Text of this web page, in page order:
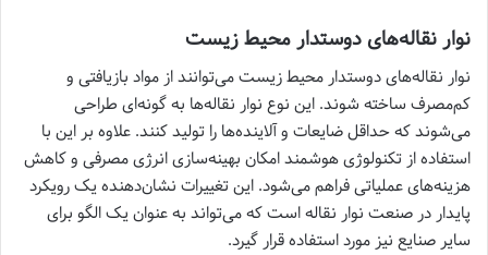
نوار نقاله‌های دوستدار محیط زیست
نوار نقاله‌های دوستدار محیط زیست می‌توانند از مواد بازیافتی و
کم‌مصرف ساخته شوند. این نوع نوار نقاله‌ها به گونه‌ای طراحی
می‌شوند که حداقل ضایعات و آلاینده‌ها را تولید کنند. علاوه بر این با
استفاده از تکنولوژی هوشمند امکان بهینه‌سازی انرژی مصرفی و کاهش
هزینه‌های عملیاتی فراهم می‌شود. این تغییرات نشان‌دهنده یک رویکرد
پایدار در صنعت نوار نقاله است که می‌تواند به عنوان یک الگو برای
سایر صنایع نیز مورد استفاده قرار گیرد.